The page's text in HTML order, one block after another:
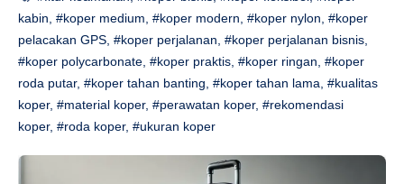
kabin, #koper medium, #koper modern, #koper nylon, #koper
pelacakan GPS, #koper perjalanan, #koper perjalanan bisnis,
#koper polycarbonate, #koper praktis, #koper ringan, #koper
roda putar, #koper tahan banting, #koper tahan lama, #kualitas
koper, #material koper, #perawatan koper, #rekomendasi
koper, #roda koper, #ukuran koper